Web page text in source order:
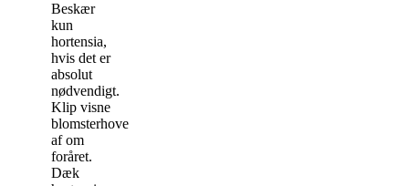
Beskær
kun
hortensia,
hvis det er
absolut
nødvendigt.
Klip visne
blomsterhoveder
af om
foråret.
Dæk